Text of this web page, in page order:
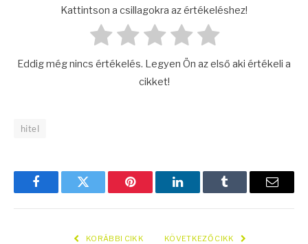
Kattintson a csillagokra az értékeléshez!
Eddig még nincs értékelés. Legyen Ön az első aki értékeli a
cikket!
hitel
FacebookTwitter Pinterest LinkedInTumblr
E.-
KORÁBBI CIKK KÖVETKEZŐ CIKK